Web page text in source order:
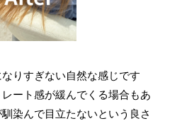
りすぎない自然な感じです
ート感が緩んでくる場合もあ
染んで目立たないという良さ